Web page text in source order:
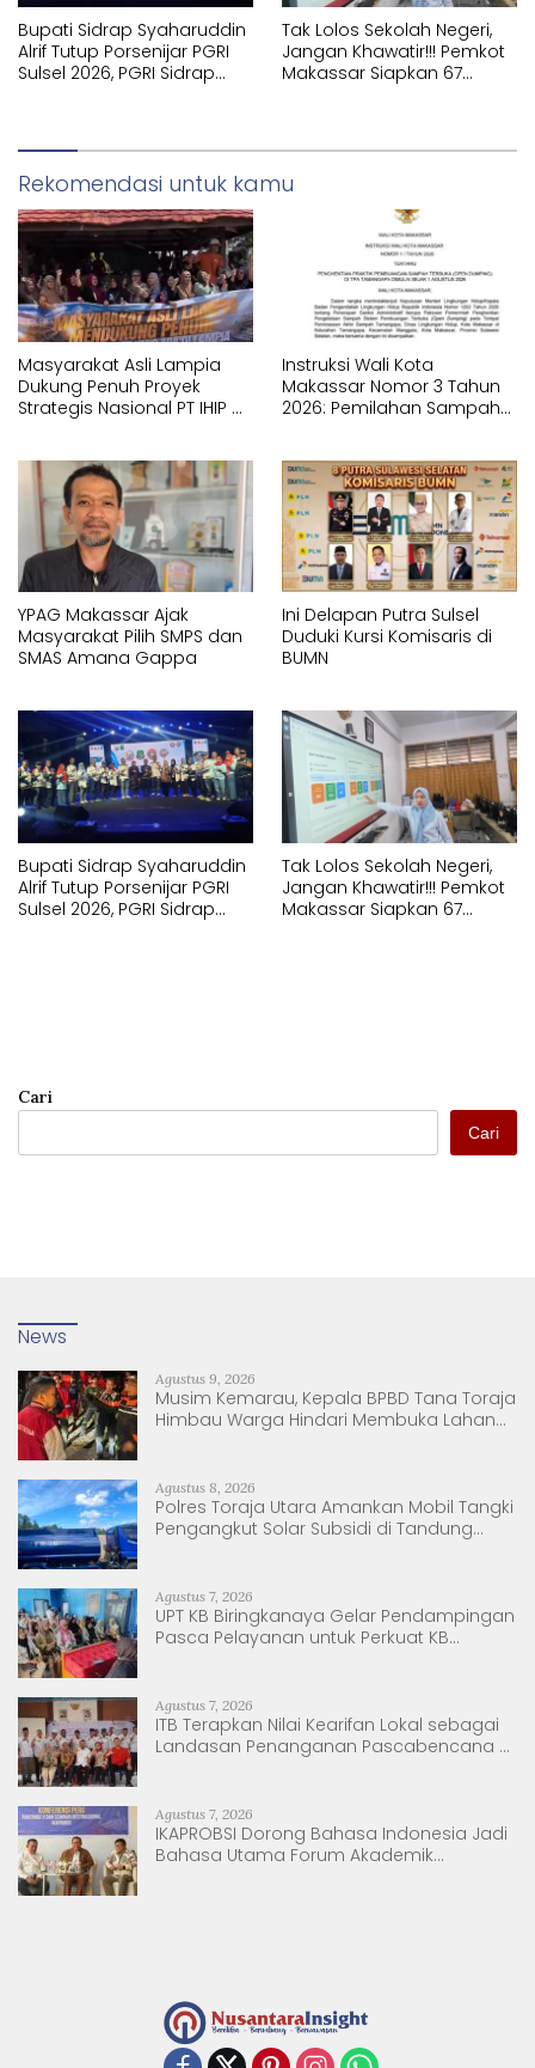
Bupati Sidrap Syaharuddin
Alrif Tutup Porsenijar PGRI
Sulsel 2026, PGRI Sidrap
Tak Lolos Sekolah Negeri,
Jangan Khawatir!!! Pemkot
Makassar Siapkan 67
Rekomendasi untuk kamu
Masyarakat Asli Lampia
Dukung Penuh Proyek
Strategis Nasional PT IHIP di
Instruksi Wali Kota
Makassar Nomor 3 Tahun
2026: Pemilahan Sampah
YPAG Makassar Ajak
Masyarakat Pilih SMPS dan
SMAS Amana Gappa
Ini Delapan Putra Sulsel
Duduki Kursi Komisaris di
BUMN
Bupati Sidrap Syaharuddin
Alrif Tutup Porsenijar PGRI
Sulsel 2026, PGRI Sidrap
Tak Lolos Sekolah Negeri,
Jangan Khawatir!!! Pemkot
Makassar Siapkan 67
Cari
Cari
News
Agustus 9, 2026
Musim Kemarau, Kepala BPBD Tana Toraja
Himbau Warga Hindari Membuka Lahan
Agustus 8, 2026
Polres Toraja Utara Amankan Mobil Tangki
Pengangkut Solar Subsidi di Tandung
Agustus 7, 2026
UPT KB Biringkanaya Gelar Pendampingan
Pasca Pelayanan untuk Perkuat KB
Agustus 7, 2026
ITB Terapkan Nilai Kearifan Lokal sebagai
Landasan Penanganan Pascabencana di
Agustus 7, 2026
IKAPROBSI Dorong Bahasa Indonesia Jadi
Bahasa Utama Forum Akademik